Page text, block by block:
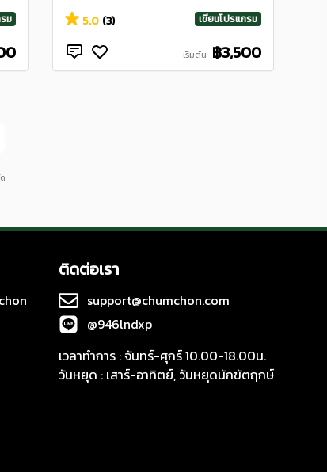
ม 5.0 (3) เขียนโปรแกรม
เริ่มต้น ฿3,500
ติดต่อเรา
support@chumchon.com
@946lndxp
เวลาทำการ : จันทร์-ศุกร์ 10.00-18.00น.
วันหยุด : เสาร์-อาทิตย์, วันหยุดนักขัตฤกษ์